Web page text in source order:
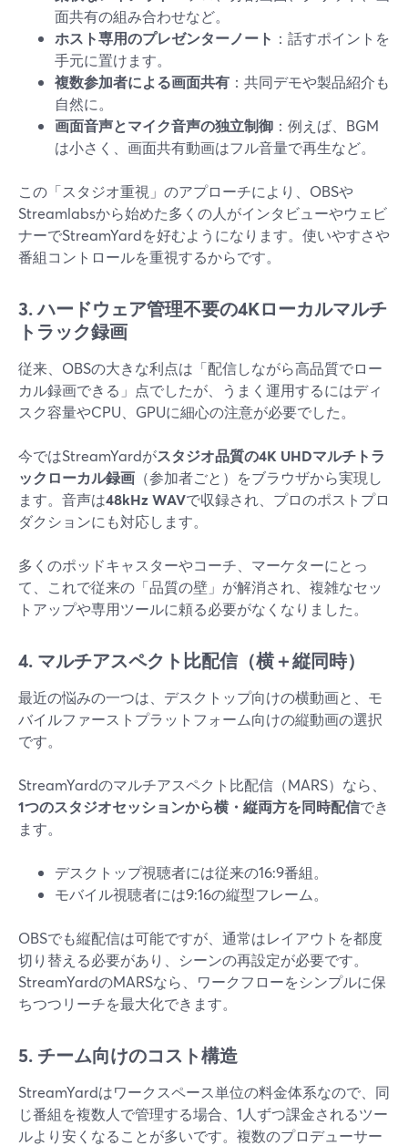
面共有の組み合わせなど。
ホスト専用のプレゼンターノート ：話すポイントを
手元に置けます。
複数参加者による画面共有 ：共同デモや製品紹介も
自然に。
画面音声とマイク音声の独立制御 ：例えば、BGM
は小さく、画面共有動画はフル音量で再生など。
この「スタジオ重視」のアプローチにより、OBSや
Streamlabsから始めた多くの人がインタビューやウェビ
ナーでStreamYardを好むようになります。使いやすさや
番組コントロールを重視するからです。
3. ハードウェア管理不要の4Kローカルマルチ
トラック録画
従来、OBSの大きな利点は「配信しながら高品質でロー
カル録画できる」点でしたが、うまく運用するにはディ
スク容量やCPU、GPUに細心の注意が必要でした。
今ではStreamYardがスタジオ品質の4K UHDマルチトラ
ックローカル録画 （参加者ごと）をブラウザから実現し
ます。音声は48kHz WAVで収録され、プロのポストプロ
ダクションにも対応します。
多くのポッドキャスターやコーチ、マーケターにとっ
て、これで従来の「品質の壁」が解消され、複雑なセッ
トアップや専用ツールに頼る必要がなくなりました。
4. マルチアスペクト比配信（横＋縦同時）
最近の悩みの一つは、デスクトップ向けの横動画と、モ
バイルファーストプラットフォーム向けの縦動画の選択
です。
StreamYardのマルチアスペクト比配信（MARS）なら、
1つのスタジオセッションから横・縦両方を同時配信でき
ます。
デスクトップ視聴者には従来の16:9番組。
モバイル視聴者には9:16の縦型フレーム。
OBSでも縦配信は可能ですが、通常はレイアウトを都度
切り替える必要があり、シーンの再設定が必要です。
StreamYardのMARSなら、ワークフローをシンプルに保
ちつつリーチを最大化できます。
5. チーム向けのコスト構造
StreamYardはワークスペース単位の料金体系なので、同
じ番組を複数人で管理する場合、1人ずつ課金されるツー
ルより安くなることが多いです。複数のプロデューサー